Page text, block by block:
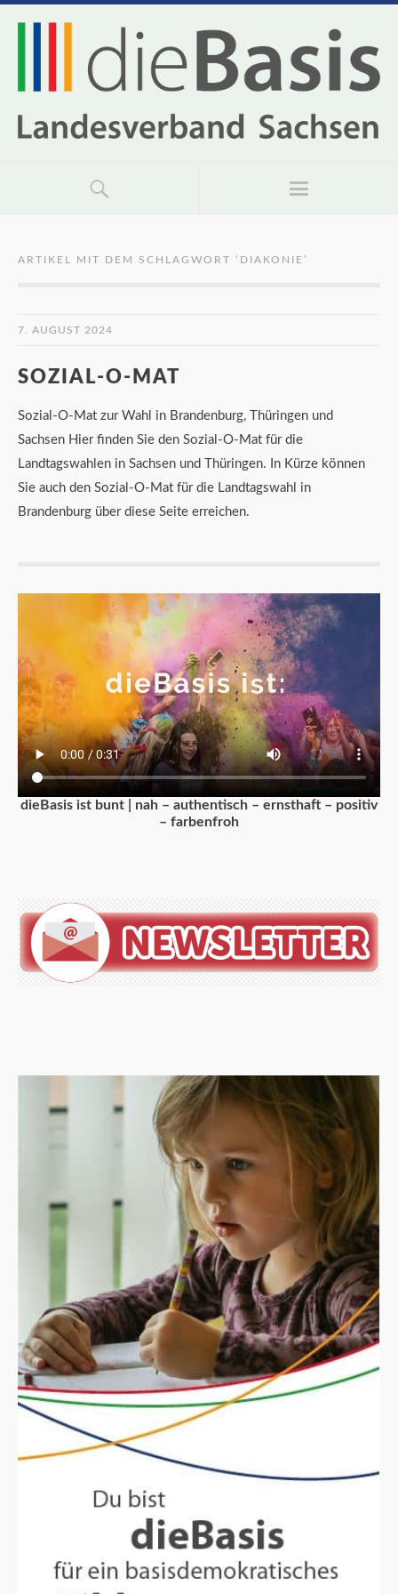
ARTIKEL MIT DEM SCHLAGWORT ‘ DIAKONIE ’
7. AUGUST 2024
SOZIAL-O-MAT
Sozial-O-Mat zur Wahl in Brandenburg, Thüringen und
Sachsen Hier finden Sie den Sozial-O-Mat für die
Landtagswahlen in Sachsen und Thüringen. In Kürze können
Sie auch den Sozial-O-Mat für die Landtagswahl in
Brandenburg über diese Seite erreichen.
dieBasis ist bunt | nah – authentisch – ernsthaft – positiv
– farbenfroh